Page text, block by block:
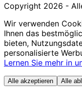
Copyright 2026 -
Wir verwenden
Ihnen das
bieten,
personalisierte
Lernen Sie mehr in
Alle akzeptieren Alle